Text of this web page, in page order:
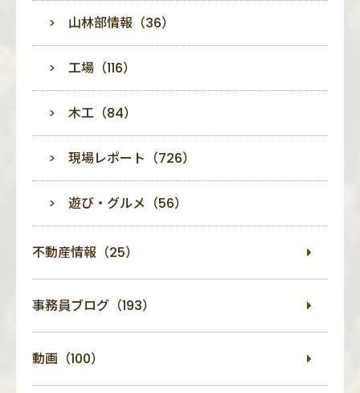
山林部情報（36）
工場（116）
木工（84）
現場レポート（726）
遊び・グルメ（56）
不動産情報（25）
事務員ブログ（193）
動画（100）